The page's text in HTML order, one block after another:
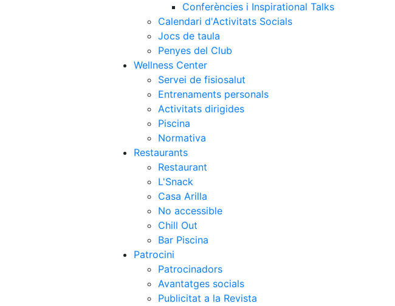
Conferències i Inspirational Talks
Calendari d'Activitats Socials
Jocs de taula
Penyes del Club
Wellness Center
Servei de fisiosalut
Entrenaments personals
Activitats dirigides
Piscina
Normativa
Restaurants
Restaurant
L'Snack
Casa Arilla
No accessible
Chill Out
Bar Piscina
Patrocini
Patrocinadors
Avantatges socials
Publicitat a la Revista